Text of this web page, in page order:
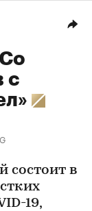
с
состоит в
19,